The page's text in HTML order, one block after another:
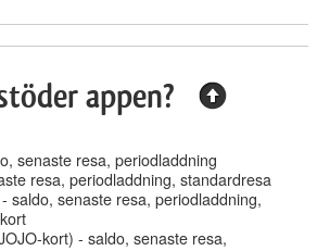
appen?
senaste resa, periodladdning
resa, periodladdning, standardresa
saldo, senaste resa, periodladdning,
kort) - saldo, senaste resa,